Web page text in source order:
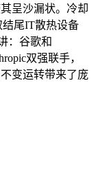
呈沙漏状。冷却
尾IT散热设备
：谷歌和
双强联手，
变运转带来了庞